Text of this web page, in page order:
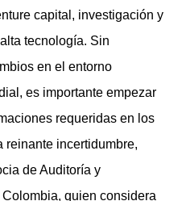
capital, investigación y
tecnología. Sin
en el entorno
es importante empezar
requeridas en los
reinante incertidumbre,
de Auditoría y
quien considera